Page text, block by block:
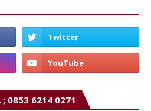
; 0853 6214 0271